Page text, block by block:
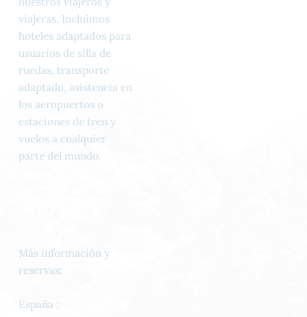
viajeras. Incluimos
hoteles adaptados para
usuarios de silla de
ruedas, transporte
adaptado, asistencia en
los aeropuertos o
estaciones de tren y
vuelos a cualquier
parte del mundo.
Más información y
reservas:
España :